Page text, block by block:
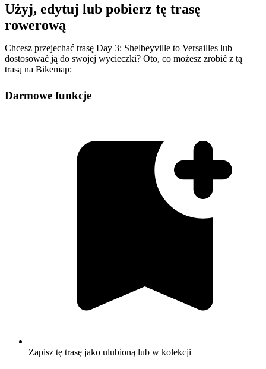
Użyj, edytuj lub pobierz tę trasę
rowerową
Chcesz przejechać trasę Day 3: Shelbeyville to Versailles lub
dostosować ją do swojej wycieczki? Oto, co możesz zrobić z tą
trasą na Bikemap:
Darmowe funkcje
Zapisz tę trasę jako ulubioną lub w kolekcji